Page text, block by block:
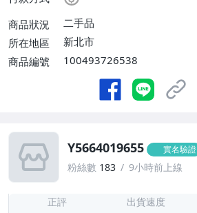
商品狀況
二手品
所在地區
新北市
商品編號
100493726538
Y5664019655 實名驗證
粉絲數 183 9小時前上線
正評 出貨速度